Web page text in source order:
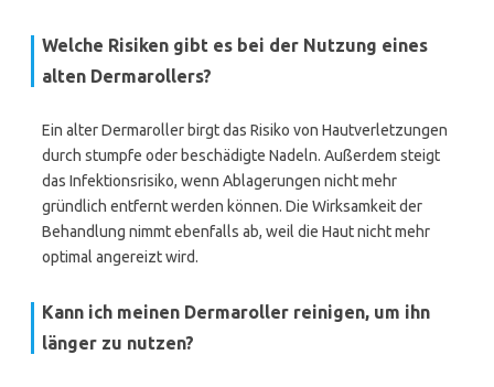
Welche Risiken gibt es bei der Nutzung eines
alten Dermarollers?
Ein alter Dermaroller birgt das Risiko von Hautverletzungen
durch stumpfe oder beschädigte Nadeln. Außerdem steigt
das Infektionsrisiko, wenn Ablagerungen nicht mehr
gründlich entfernt werden können. Die Wirksamkeit der
Behandlung nimmt ebenfalls ab, weil die Haut nicht mehr
optimal angereizt wird.
Kann ich meinen Dermaroller reinigen, um ihn
länger zu nutzen?